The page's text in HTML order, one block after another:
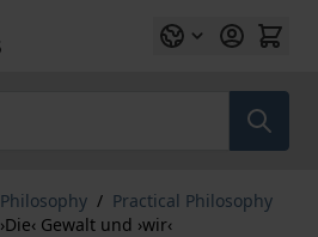
Philosophy / Practical Philosophy
›Die‹ Gewalt und ›wir‹